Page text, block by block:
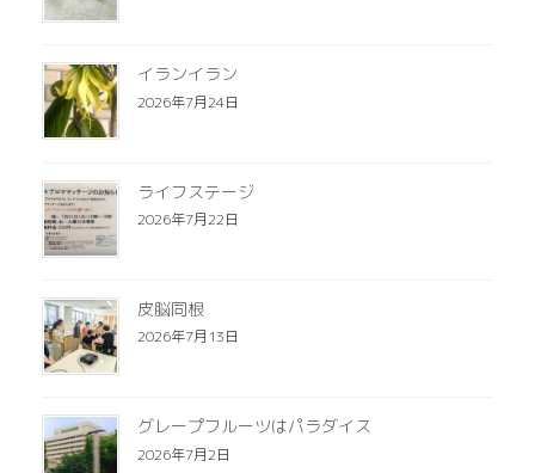
イランイラン
2026年7月24日
ライフステージ
2026年7月22日
皮脳同根
2026年7月13日
グレープフルーツはパラダイス
2026年7月2日